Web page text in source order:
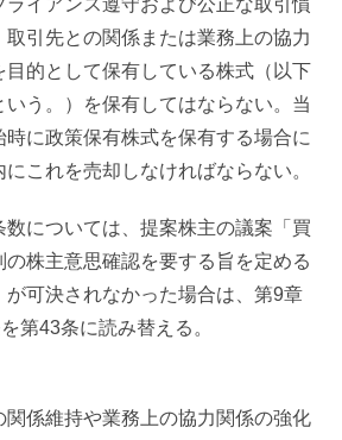
イアンス遵守および公正な取引慣
引先との関係または業務上の協力
目的として保有している株式（以下
いう。）を保有してはならない。当
に政策保有株式を保有する場合に
これを売却しなければならない。
については、提案株主の議案「買
株主意思確認を要する旨を定める
が可決されなかった場合は、第9章
第43条に読み替える。
係維持や業務上の協力関係の強化